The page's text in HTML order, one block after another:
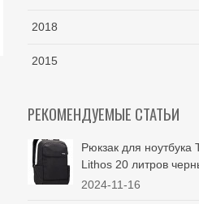
2018
2015
РЕКОМЕНДУЕМЫЕ СТАТЬИ
Рюкзак для ноутбука
Lithos 20 литров
2024-11-16